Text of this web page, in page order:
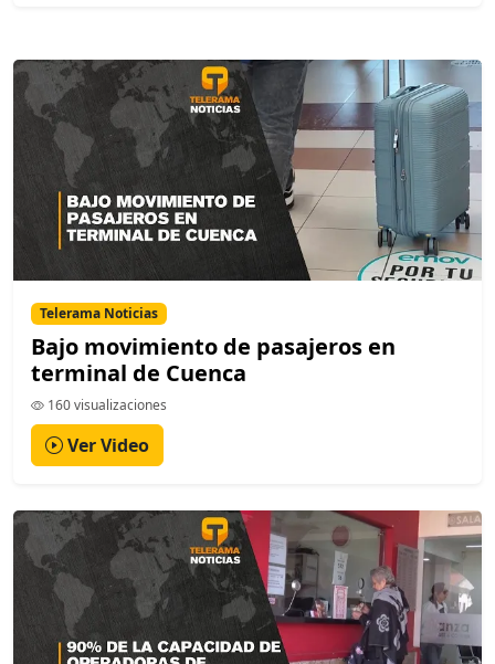
Telerama Noticias
Bajo movimiento de pasajeros en
terminal de Cuenca
160 visualizaciones
Ver Video